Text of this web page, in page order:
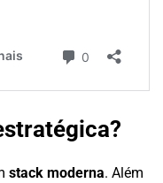
stack moderna. Além